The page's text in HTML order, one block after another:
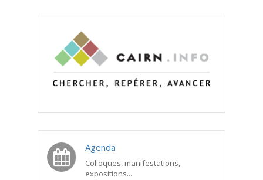
Agenda
Colloques, manifestations,
expositions...